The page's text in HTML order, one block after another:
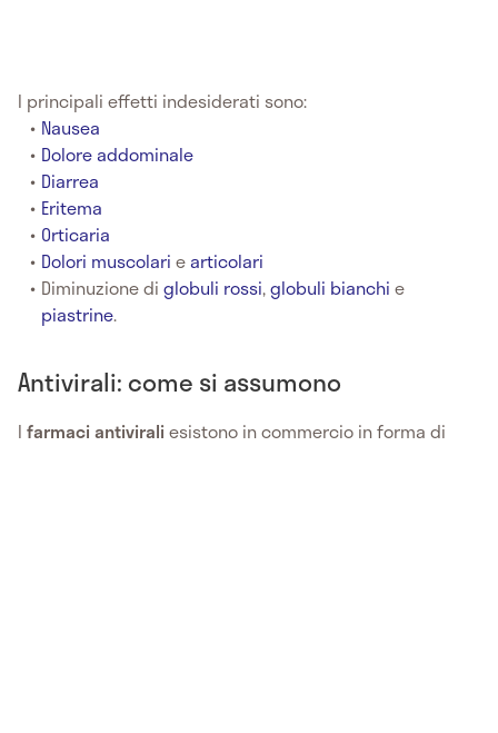
I principali effetti indesiderati sono:
Nausea
Dolore addominale
Diarrea
Eritema
Orticaria
Dolori muscolari earticolari
Diminuzione diglobuli rossi,globuli bianchi e
piastrine.
Antivirali: come si assumono
I farmaciantiviraliesistono in commercio in forma di